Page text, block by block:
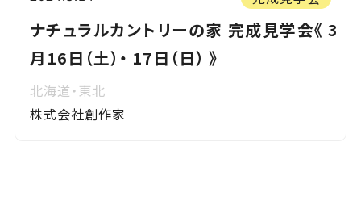
ナチュラルカントリーの家 完成見学会《 3
月16日（土）・ 17日（日） 》
北海道・東北
株式会社創作家